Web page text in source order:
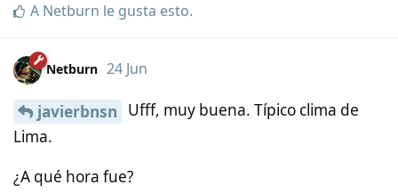
A Netburn le gusta esto.
Netburn 24 Jun
javierbnsn
Ufff, muy buena. Típico clima de
Lima.
¿A qué hora fue?